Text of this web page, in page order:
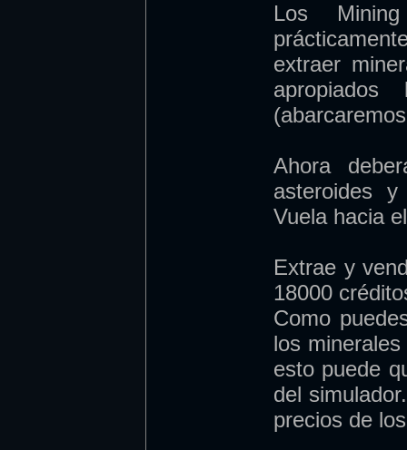
Los
extraer
Ahora
asteroides
Vuela hacia
Extrae y
18000
Como
los
esto puede
del
precios de